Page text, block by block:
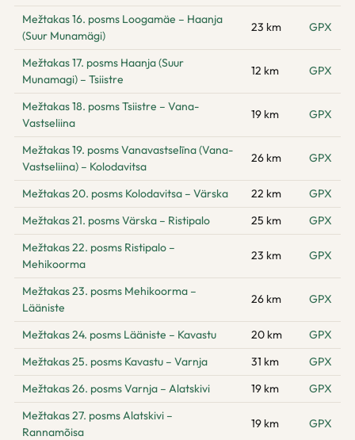
Mežtakas 16. posms Loogamäe – Haanja
(Suur Munamägi)
23 km GPX
Mežtakas 17. posms Haanja (Suur
Munamagi) – Tsiistre
12 km GPX
Mežtakas 18. posms Tsiistre – Vana-
Vastseliina
19 km GPX
Mežtakas 19. posms Vanavastselīna (Vana-
Vastseliina) – Kolodavitsa
26 km GPX
Mežtakas 20. posms Kolodavitsa – Värska 22 km
GPX
Mežtakas 21. posms Värska – Ristipalo
25 km
GPX
Mežtakas 22. posms Ristipalo –
Mehikoorma
23 km GPX
Mežtakas 23. posms Mehikoorma –
Lääniste
26 km GPX
Mežtakas 24. posms Lääniste – Kavastu 20 km
GPX
Mežtakas 25. posms Kavastu – Varnja
31 km
GPX
Mežtakas 26. posms Varnja – Alatskivi
19 km
GPX
Mežtakas 27. posms Alatskivi –
Rannamõisa
19 km GPX